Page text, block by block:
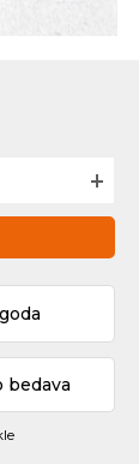
bedava